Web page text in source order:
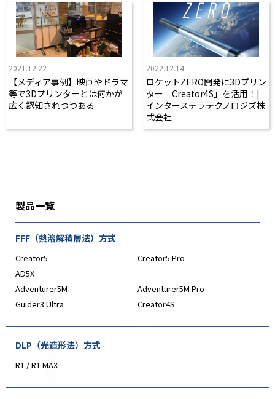
2021.12.22
【メディア事例】映画やドラマ
等で3Dプリンターとは何かが
広く認知されつつある
2022.12.14
ロケットZERO開発に3Dプリン
ター「Creator4S」を活用！|
インターステラテクノロジズ株
式会社
製品一覧
FFF（熱溶解積層法）方式
Creator5
Creator5 Pro
AD5X
Adventurer5M
Adventurer5M Pro
Guider3 Ultra
Creator4S
DLP（光造形法）方式
R1 / R1 MAX